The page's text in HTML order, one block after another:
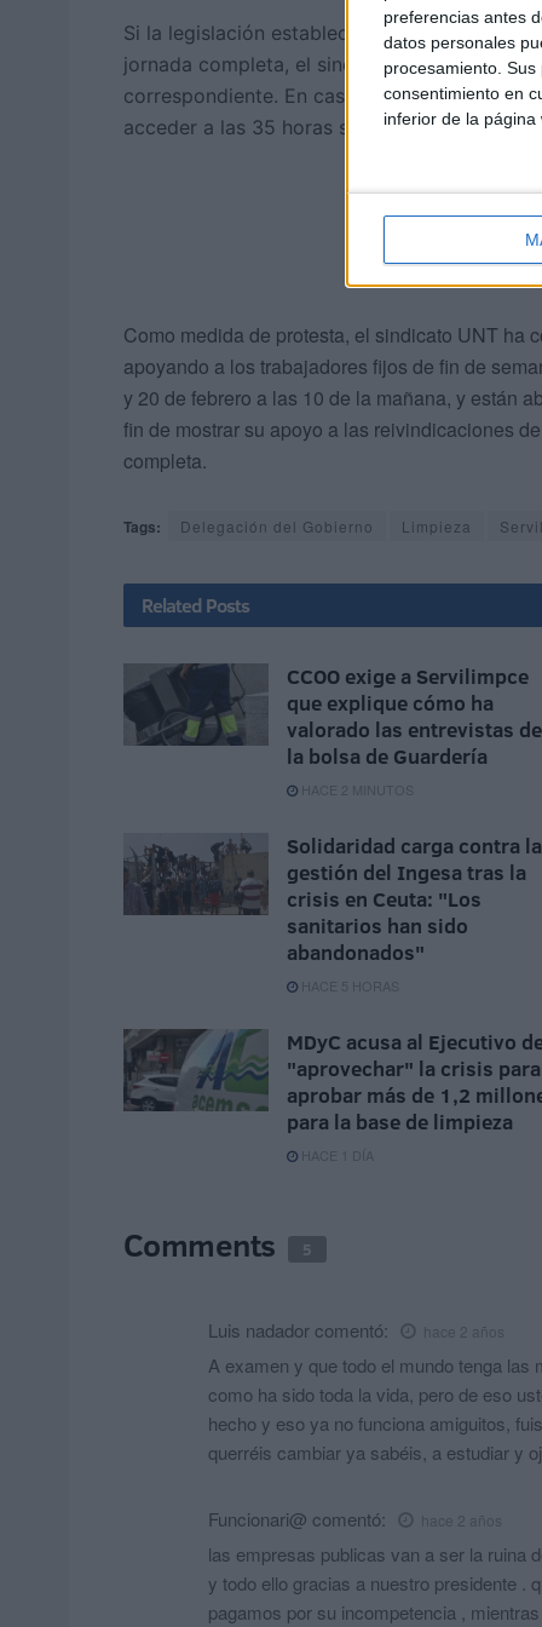
preferencias antes
datos personales
procesamiento.
consentimiento en
inferior de la página
Si la legislación establece que los exámenes
jornada completa, el sindicato exige que se
correspondiente. En caso contrario, no
acceder a las 35 horas semanales.
Como medida de protesta, el sindicato UNT ha
apoyando a los trabajadores fijos de fin de
y 20 de febrero a las 10 de la mañana, y están
fin de mostrar su apoyo a las reivindicaciones
completa.
Tags: Delegación del Gobierno Limpieza
Related Posts
CCOO exige a Servilimpce
que explique cómo ha
valorado las entrevistas de
la bolsa de Guardería
HACE 2 MINUTOS
Solidaridad carga contra la
gestión del Ingesa tras la
crisis en Ceuta: "Los
sanitarios han sido
abandonados"
HACE 5 HORAS
MDyC acusa al Ejecutivo
"aprovechar" la crisis para
aprobar más de 1,2
para la base de limpieza
HACE 1 DÍA
Comments 5
Luis nadador comentó: hace 2 años
A examen y que todo el mundo tenga
como ha sido toda la vida, pero de eso
hecho y eso ya no funciona amiguitos,
querréis cambiar ya sabéis, a estudiar y
Funcionari@ comentó: hace 2 años
las empresas publicas van a ser la ruina
y todo ello gracias a nuestro presidente .
pagamos por su incompetencia ,